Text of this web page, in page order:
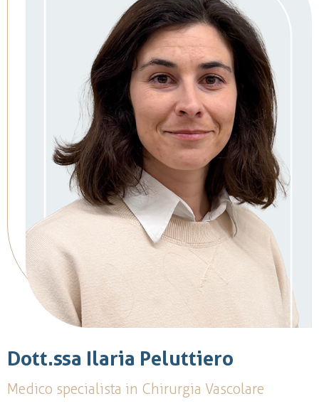
Dott.ssa Ilaria Peluttiero
Medico specialista in Chirurgia Vascolare